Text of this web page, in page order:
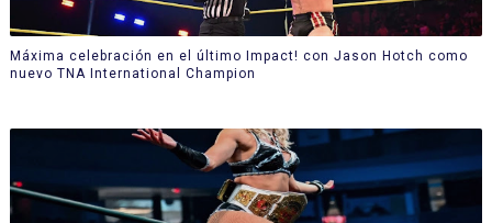
Máxima celebración en el último Impact! con Jason Hotch como
nuevo TNA International Champion